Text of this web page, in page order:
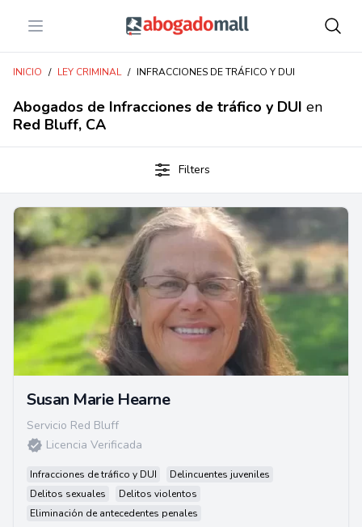
Open menu Abogadomall
INICIO / LEY CRIMINAL / INFRACCIONES DE TRÁFICO Y DUI
Abogados de Infracciones de tráfico y DUI en
Red Bluff, CA
Filters
Susan Marie Hearne
Servicio Red Bluff
Licencia Verificada
Infracciones de tráfico y DUI
Delincuentes juveniles
Delitos sexuales
Delitos violentos
Eliminación de antecedentes penales